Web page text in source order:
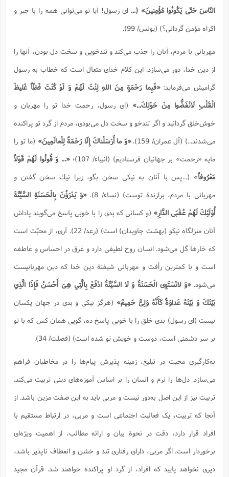
النّاسَ حَتّى يَكُونُوا مُؤْمِنينَ» (...ای رسول! آیا تو می‌توانی همه را با جبر و
اكراه مؤمن گردانی؟) (یونس/ 99).
مهربانی با مردم، آنان را جذب می‌كند و تندخویی و سخت دل بودن، آنها را
از دین خدا، دور می‌سازد. این كلام خدای متعال است كه خطاب به رسول
گرامیش می‌فرماید: «فَبِما رَحْمَةٍ مِنَ اللهِ لِنْتَ لَهُمْ وَ لَوْ كُنْتَ فَظّاً غَليظَ
الْقَلْبِ لَانْفَضُّوا مِنْ حَوْلِكَ...»(ای رسول، رحمت خدا تو را مهربان و
خوش‌خلق گردانید و اگر تندخو و سخت دل می‌بودی، مردم از گرد تو پراكنده
می‌شدند...) (آل عمران/ 159).
«وَ ما أَرْسَلْناكَ إِلّا رَحْمَةً لِلْعالَمِينَ»(ما تو را
مایه «رحمت» بر جهانیان فرستادیم) (انبیاء/ 107)؛
«... وَ قُولُوا لَهُمْ قَوْلاً
مَعْرُوفاً» (...پس با آنان به نیكی سخن بگو، زیرا نیك سخن گفتن و
مهربانی با مردم، برازندة توست) (نساء/ 8).
«وَ يَدْرَؤُنَ بِالْحَسَنَةِ السَّيِّئَةَ
أُوْلَئِكَ لَهُمْ عُقْبَى الدَّارِ»(و كسانی كه بدی را با خوبی پاسخ می‌گویند پاداش
آنان منزلگاه نیكو (بهشت جاویدان) است) (رعد/ 22). آری، از محبّت است
كه خارها گل می‌شود. انسان روح لطیفی دارد و غرق در احساس و عاطفه
است و با كمترین رأفت و مهربانی شیفتة دین خدا که دین مهربانیست
می‌شود. «وَ لاتَسْتَوِى الْحَسَنَةُ وَ لَا السَّيِّئَةُ ادْفَعْ بِالَّتِي هِىَ أَحْسَنُ فَإِذَا الَّذِي
بَيْنَكَ وَ بَيْنَهُ عَداوَةٌ كَأَنَّهُ وَلِىٌّ حَمِيمٌ»(هرگز نیكی و بدی در جهان یكسان
نیست (ای رسول) بدی خلق را با خوبی پاسخ ده، گویی همان كس كه با تو
بر سر دشمنی است، دوست و خویش تو شده است) (فصلت/ 34).
به‌کارگیری محبت در تبلیغ، زمینه پذیرش پیام‌ها را در مخاطبان فراهم
می‌سازد. دل‌ها را نرم و انسان را بر اساس آموزه‌های دینی تربیت می‌کند.
تربیت نیز از این اصل به‌دور نیست و مربی باید به این صفت مزین باشد. از
آنجا که تربیت، یک فعالیت اجتماعی است و مربی، در ارتباط مستقیم با
افراد قرار دارد، دقت در نحوة بیان و ارائه مطالب، از اهمیت ویژه‌ای
برخوردار است. اگر مربی، دارای رفتاری تند و خشن و انعطاف ناپذیر باشد،
دیری نخواهد پایید که افراد، از گرد او پراکنده خواهند شد. قرآن مجید